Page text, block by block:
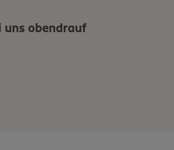
uns obendrauf